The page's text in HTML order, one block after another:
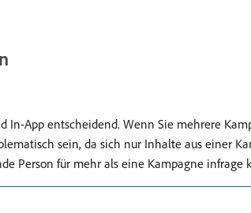
App entscheidend. Wenn Sie mehrere
sein, da sich nur Inhalte aus einer
Person für mehr als eine Kampagne infrage